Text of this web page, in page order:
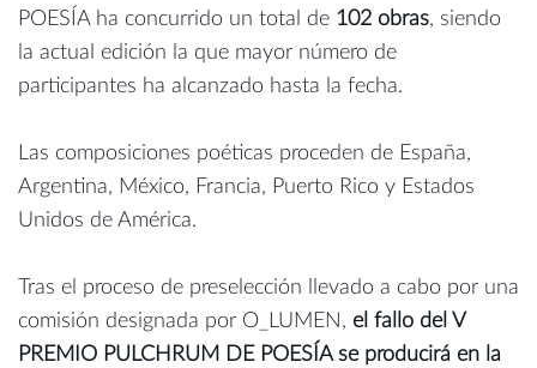
POESÍA ha concurrido un total de 102 obras, siendo
la actual edición la que mayor número de
participantes ha alcanzado hasta la fecha.
Las composiciones poéticas proceden de España,
Argentina, México, Francia, Puerto Rico y Estados
Unidos de América.
Tras el proceso de preselección llevado a cabo por una
comisión designada por O_LUMEN, el fallo del V
PREMIO PULCHRUM DE POESÍA se producirá en la